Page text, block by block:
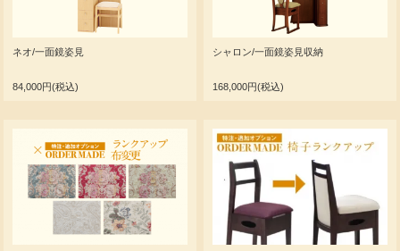
ネオ/一面鏡姿見
84,000円(税込)
シャロン/一面鏡姿見収納
168,000円(税込)